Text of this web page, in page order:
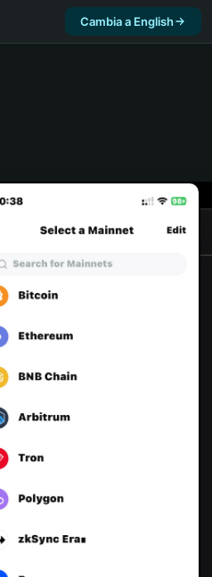
Cambia a English